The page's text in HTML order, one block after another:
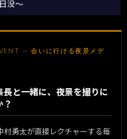
没～
— 会いに行ける夜景メデ
長と一緒に、夜景を撮りに
？
村勇太が直接レクチャーする毎